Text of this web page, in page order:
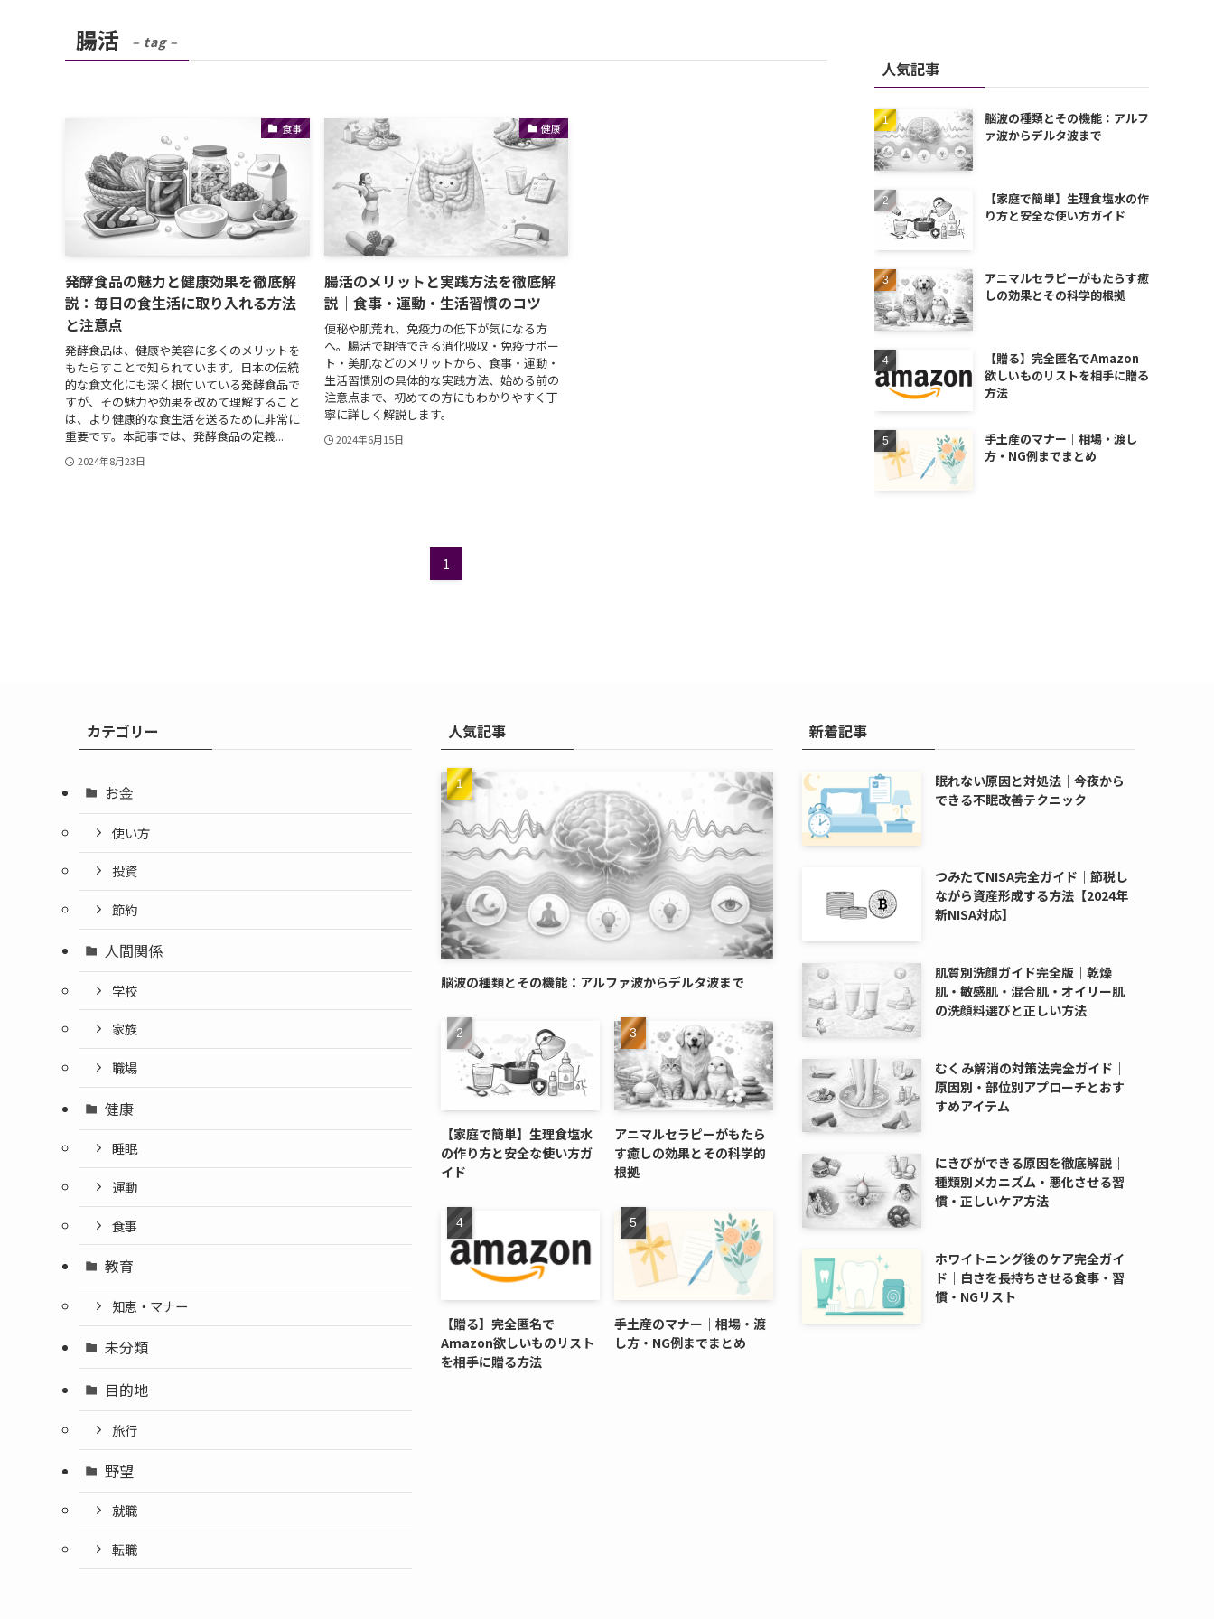
腸活 – tag –
食事
発酵食品の魅力と健康効果を徹底解
説：毎日の食生活に取り入れる方法
と注意点
発酵食品は、健康や美容に多くのメリットを
もたらすことで知られています。日本の伝統
的な食文化にも深く根付いている発酵食品で
すが、その魅力や効果を改めて理解すること
は、より健康的な食生活を送るために非常に
重要です。本記事では、発酵食品の定義...
2024年8月23日
健康
腸活のメリットと実践方法を徹底解
説｜食事・運動・生活習慣のコツ
便秘や肌荒れ、免疫力の低下が気になる方
へ。腸活で期待できる消化吸収・免疫サポー
ト・美肌などのメリットから、食事・運動・
生活習慣別の具体的な実践方法、始める前の
注意点まで、初めての方にもわかりやすく丁
寧に詳しく解説します。
2024年6月15日
1
人気記事
脳波の種類とその機能：アルフ
ァ波からデルタ波まで
【家庭で簡単】生理食塩水の作
り方と安全な使い方ガイド
アニマルセラピーがもたらす癒
しの効果とその科学的根拠
【贈る】完全匿名でAmazon
欲しいものリストを相手に贈る
方法
手土産のマナー｜相場・渡し
方・NG例までまとめ
カテゴリー
お金
使い方
投資
節約
人間関係
学校
家族
職場
健康
睡眠
運動
食事
教育
知恵・マナー
未分類
目的地
旅行
野望
就職
転職
人気記事
脳波の種類とその機能：アルファ波からデルタ波まで
【家庭で簡単】生理食塩水
の作り方と安全な使い方ガ
イド
アニマルセラピーがもたら
す癒しの効果とその科学的
根拠
【贈る】完全匿名で
Amazon欲しいものリスト
を相手に贈る方法
手土産のマナー｜相場・渡
し方・NG例までまとめ
新着記事
眠れない原因と対処法｜今夜から
できる不眠改善テクニック
つみたてNISA完全ガイド｜節税し
ながら資産形成する方法【2024年
新NISA対応】
肌質別洗顔ガイド完全版｜乾燥
肌・敏感肌・混合肌・オイリー肌
の洗顔料選びと正しい方法
むくみ解消の対策法完全ガイド｜
原因別・部位別アプローチとおす
すめアイテム
にきびができる原因を徹底解説｜
種類別メカニズム・悪化させる習
慣・正しいケア方法
ホワイトニング後のケア完全ガイ
ド｜白さを長持ちさせる食事・習
慣・NGリスト